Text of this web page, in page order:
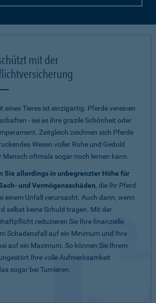
mit der
eines Tieres ist einzigartig. Pferde vereinen
- sei es ihre grazile Schönheit oder
Zeitgleich zeichnen sich Pferde
Wesen voller Ruhe und Geduld
Mensch oftmals sogar noch lernen kann.
Sie allerdings in unbegrenzter Höhe für
und Vermögensschäden, die Ihr Pferd
einem Unfall verursacht. Auch dann, wenn
selbst keine Schuld tragen. Mit der
reduzieren Sie Ihre finanzielle
Schadensfall auf ein Minimum und Ihre
auf ein Maximum. So können Sie Ihrem
Ihre volle Aufmerksamkeit
sogar bei Turnieren.